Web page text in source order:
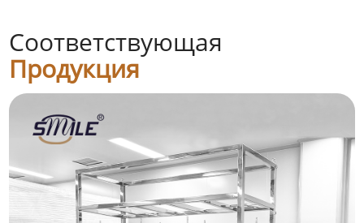
Соответствующая
Продукция